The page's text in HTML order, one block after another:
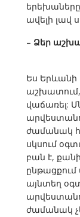
ավելի լավ
– Ձեր
Ես Երևանի
աշխատում,
վաճառել:
ժամանակ
սկսում
բան է,
այնտեղ
ժամանակ